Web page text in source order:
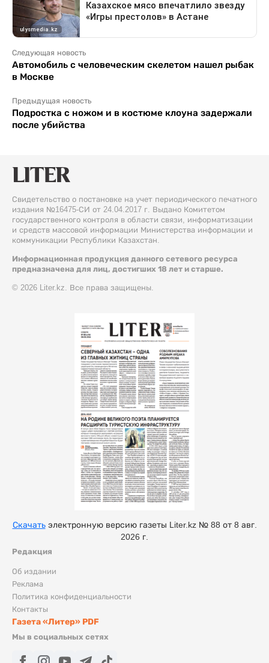
Следующая новость
Автомобиль с человеческим скелетом нашел рыбак
в Москве
Предыдущая новость
Подростка с ножом и в костюме клоуна задержали
после убийства
Свидетельство о постановке на учет периодического печатного
издания №16475-СИ от 24.04.2017 г. Выдано Комитетом
государственного контроля в области связи, информатизации
и средств массовой информации Министерства информации и
коммуникации Республики Казахстан.
Информационная продукция данного сетевого ресурса
предназначена для лиц, достигших 18 лет и старше.
© 2026 Liter.kz. Все права защищены.
Редакция
Об издании
Реклама
Политика конфиденциальности
Контакты
Газета «Литер» PDF
Мы в социальных сетях
Скачатьэлектронную версию газеты Liter.kz № 88 от 8 авг.
2026 г.